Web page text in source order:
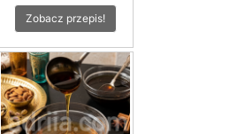
Zobacz przepis!